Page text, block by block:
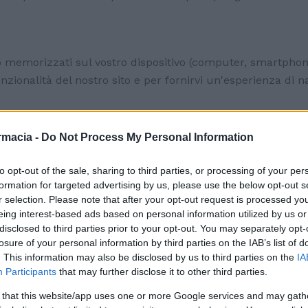
- Do Not Process My Personal Information
opt-out of the sale, sharing to third parties, or processing of your
for targeted advertising by us, please use the below opt-out
selection. Please note that after your opt-out request is processed
interest-based ads based on personal information utilized by us
to third parties prior to your opt-out. You may separately
of your personal information by third parties on the IAB’s list of
This information may also be disclosed by us to third parties on the
Participants that may further disclose it to other third parties.
that this website/app uses one or more Google services and may
memorizzati sul vostro dispositivo (computer,
del nostro sito e per fornirvi un'esperienza di
per il corretto funzionamento del sito. Ci permettono
e di mantenere attiva la sessione durante il
parti, come Google Analytics, per raccogliere
i visitatori interagiscono con il sito e ci forniscono dati
cookie vengono utilizzati per fornirvi contenuti
numero di volte in cui visualizzate un annuncio e per